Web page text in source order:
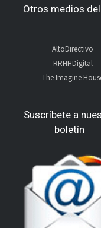
Otros medios
AltoDirectivo
RRHHDigital
The Imagine
Suscríbete a
boletín